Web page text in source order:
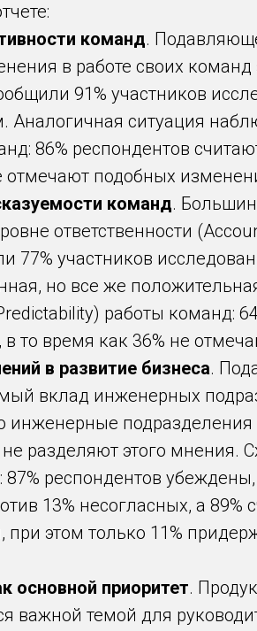
команд.
в работе своих команд
91% участников
Аналогичная ситуация
86% респондентов
отмечают подобных
команд.
ответственности
77% участников
но все же
работы команд:
то время как 36% не
в развитие бизнеса.
вклад инженерных
инженерные
разделяют этого мнения.
респондентов
13% несогласных, а
при этом только 11%
основной приоритет.
важной темой для